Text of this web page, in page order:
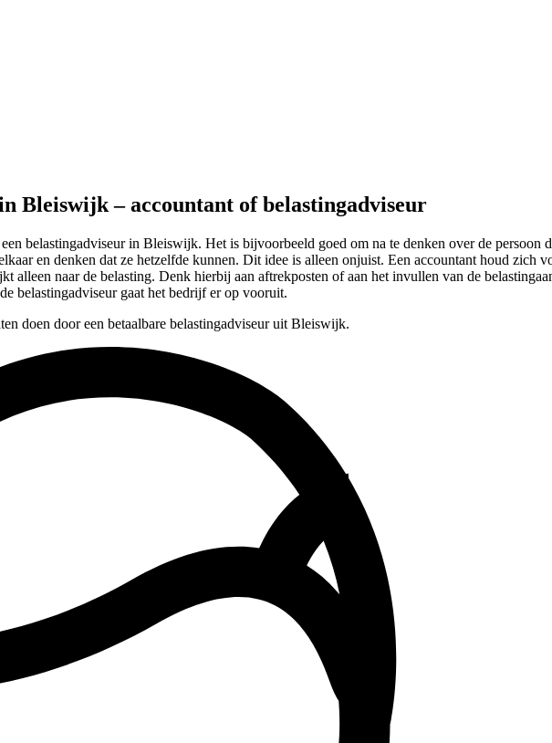
Bleiswijk – accountant of belastingadviseur
belastingadviseur in Bleiswijk. Het is bijvoorbeeld goed om na te denken over de persoon
en denken dat ze hetzelfde kunnen. Dit idee is alleen onjuist. Een accountant houd zich
alleen naar de belasting. Denk hierbij aan aftrekposten of aan het invullen van de
belastingadviseur gaat het bedrijf er op vooruit.
doen door een betaalbare belastingadviseur uit Bleiswijk.